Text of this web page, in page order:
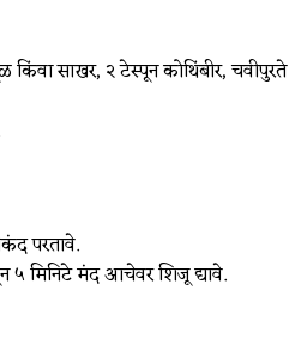
साखर, २ टेस्पून कोथिंबीर, चवीपुरते
परतावे.
५ मिनिटे मंद आचेवर शिजू द्यावे.